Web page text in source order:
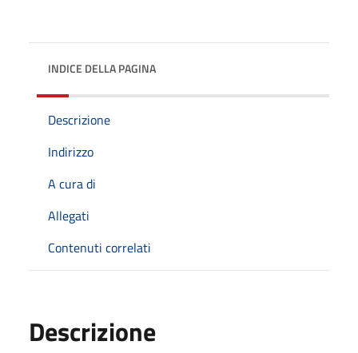
INDICE DELLA PAGINA
Descrizione
Indirizzo
A cura di
Allegati
Contenuti correlati
Descrizione